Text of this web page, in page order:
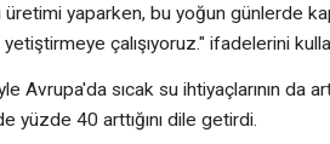
üretimi yaparken, bu yoğun günlerde
çalışıyoruz." ifadelerini
Avrupa'da sıcak su ihtiyaçlarının da
yüzde 40 arttığını dile getirdi.